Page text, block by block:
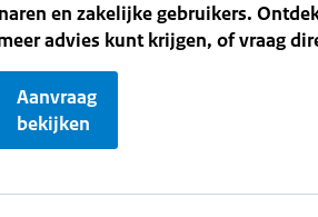
en zakelijke gebruikers.
advies kunt krijgen, of vraag
Aanvraag
bekijken